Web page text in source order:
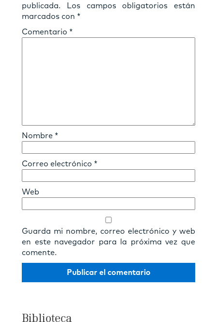
publicada.
Los campos obligatorios están
marcados con *
Comentario *
Nombre *
Correo electrónico *
Web
Guarda mi nombre, correo electrónico y web
en este navegador para la próxima vez que
comente.
Biblioteca